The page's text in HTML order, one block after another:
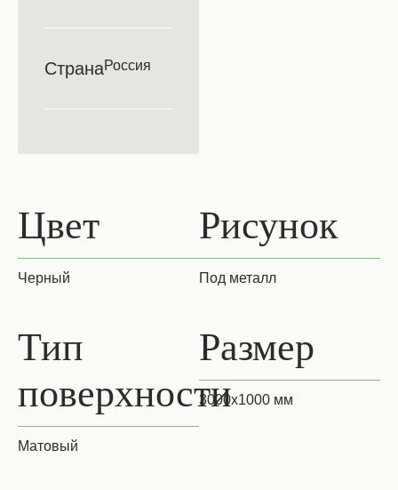
СтранаРоссия
Цвет
Черный
Рисунок
Под металл
Тип
поверхности
Матовый
Размер
3000х1000 мм